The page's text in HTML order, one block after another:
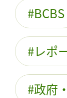
BCBS
レポ
政府